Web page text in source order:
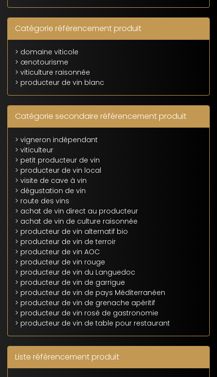
Catégorie référencement produit
> domaine viticole
> œnotourisme
> viticulture raisonnée
> producteur de vin blanc
Catégorie secondaire référencement produit
> vigneron indépendant
> viticulteur
> petit producteur de vin
> producteur de vin local
> visite de cave à vin
> dégustation de vin
> route des vins
> achat de vin direct au producteur
> achat de vin de culture raisonnée
> producteur de vin alternatif bio
> producteur de vin de terroir
> producteur de vin AOC
> producteur de vin rouge
> producteur de vin du Languedoc
> producteur de vin de garrigue
> producteur de vin de pays Méditerranéen
> producteur de vin de grenache apéritif
> producteur de vin rosé de gastronomie
> producteur de vin de table pour restaurant
Liste référencement produit